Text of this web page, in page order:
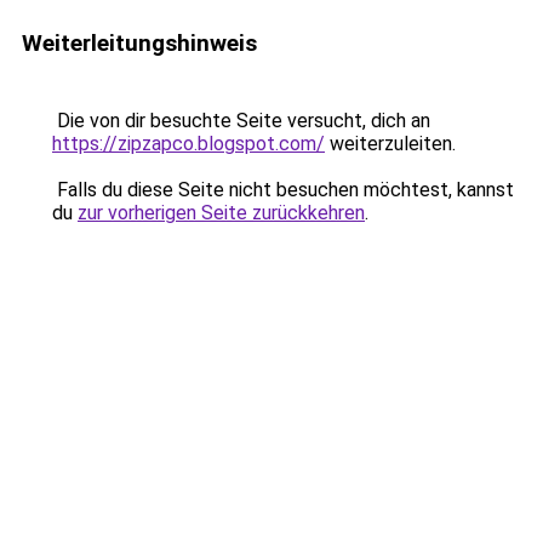
Weiterleitungshinweis
Die von dir besuchte Seite versucht, dich an
https://zipzapco.blogspot.com/ weiterzuleiten.
Falls du diese Seite nicht besuchen möchtest, kannst
du zur vorherigen Seite zurückkehren.